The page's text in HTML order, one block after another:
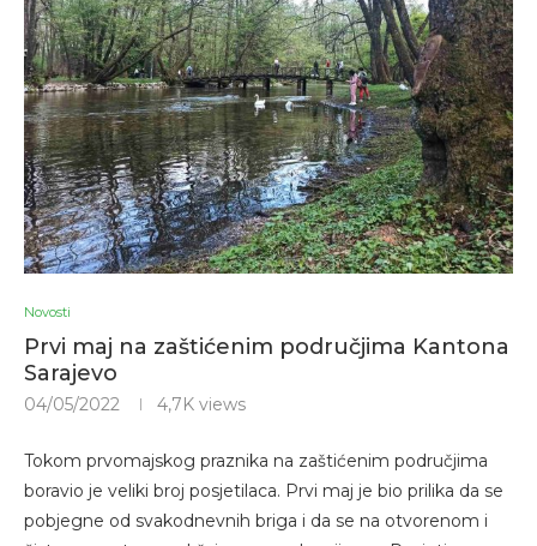
Novosti
Prvi maj na zaštićenim područjima Kantona
Sarajevo
04/05/2022 4,7K views
Tokom prvomajskog praznika na zaštićenim područjima
boravio je veliki broj posjetilaca. Prvi maj je bio prilika da se
pobjegne od svakodnevnih briga i da se na otvorenom i